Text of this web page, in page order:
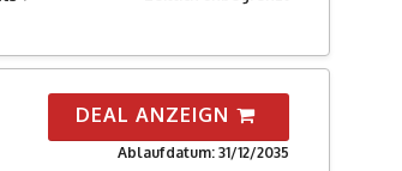
DEAL ANZEIGN
Ablaufdatum: 31/12/2035